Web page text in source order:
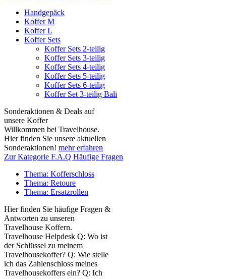
Handgepäck
Koffer M
Koffer L
Koffer Sets
Koffer Sets 2-teilig
Koffer Sets 3-teilig
Koffer Sets 4-teilig
Koffer Sets 5-teilig
Koffer Sets 6-teilig
Koffer Set 3-teilig Bali
Sonderaktionen & Deals auf
unsere Koffer
Willkommen bei Travelhouse.
Hier finden Sie unsere aktuellen
Sonderaktionen! mehr erfahren
Zur Kategorie F.A.Q Häufige Fragen
Thema: Kofferschloss
Thema: Retoure
Thema: Ersatzrollen
Hier finden Sie häufige Fragen &
Antworten zu unseren
Travelhouse Koffern.
Travelhouse Helpdesk Q: Wo ist
der Schlüssel zu meinem
Travelhousekoffer? Q: Wie stelle
ich das Zahlenschloss meines
Travelhousekoffers ein? Q: Ich